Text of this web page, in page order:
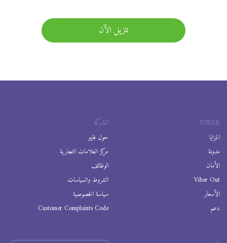
تنزيل الآن
VIBER
المزايا
مدونة
الأمان
Viber Out
الأسعار
دعم
الشركة
حول فايبر
مركز العلامات التجارية
الوظائف
الشروط والسياسات
سياسة الخصوصية
Customer Complaints Code